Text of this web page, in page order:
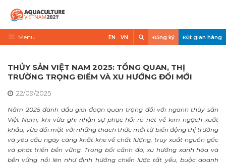
Skip
contentMenu
Về triển lãm
Trưng Bày
Tham Quan
Tin tức
Liên Hệ
EN VN Đăng ký Đặt gian hàng
THỦY SẢN VIỆT NAM 2025: TỔNG QUAN, THỊ
TRƯỜNG TRỌNG ĐIỂM VÀ XU HƯỚNG ĐỔI MỚI
22/09/2025
Năm 2025 đánh dấu giai đoạn quan trọng đối với ngành thủy sản
Việt Nam, khi vừa ghi nhận sự phục hồi rõ nét về kim ngạch xuất
khẩu, vừa đối mặt với những thách thức mới từ biến động thị trường
và yêu cầu ngày càng khắt khe về chất lượng, truy xuất nguồn gốc
và phát triển bền vững. Trong bối cảnh đó, xu hướng xanh hóa và
bền vững nổi lên như định hướng chiến lược tất yếu, buộc doanh